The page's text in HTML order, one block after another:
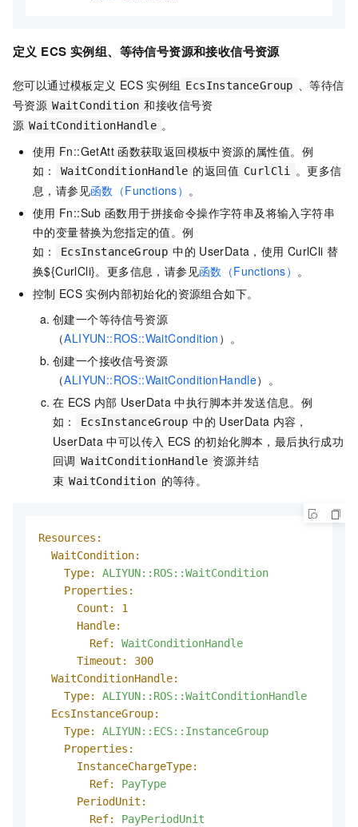
定义 ECS 实例组、等待信号资源和接收信号资源
您可以通过模板定义 ECS 实例组 EcsInstanceGroup 、等待信
号资源 WaitCondition 和接收信号资
源 WaitConditionHandle 。
使用 Fn::GetAtt 函数获取返回模板中资源的属性值。例
如：
WaitConditionHandle 的返回值 CurlCli 。更多信
息，请参见函数（Functions） 。
使用 Fn::Sub 函数用于拼接命令操作字符串及将输入字符串
中的变量替换为您指定的值。例
如：
EcsInstanceGroup 中的 UserData，使用 CurlCli 替
换${CurlCli}。更多信息，请参见函数（Functions） 。
控制 ECS 实例内部初始化的资源组合如下。
创建一个等待信号资源
（ALIYUN::ROS::WaitCondition ）。
创建一个接收信号资源
（ALIYUN::ROS::WaitConditionHandle）。
在 ECS 内部 UserData 中执行脚本并发送信息。例
如：
EcsInstanceGroup 中的 UserData 内容，
UserData 中可以传入 ECS 的初始化脚本，最后执行成功
回调 WaitConditionHandle 资源并结
束 WaitCondition 的等待。
Resources:
WaitCondition:
Type:
ALIYUN::ROS::WaitCondition
Properties:
Count:
1
Handle:
Ref:
WaitConditionHandle
Timeout:
300
WaitConditionHandle:
Type:
ALIYUN::ROS::WaitConditionHandle
EcsInstanceGroup:
Type:
ALIYUN::ECS::InstanceGroup
Properties:
InstanceChargeType:
Ref:
PayType
PeriodUnit:
Ref:
PayPeriodUnit